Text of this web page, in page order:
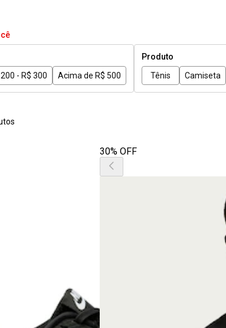
- R$ 300 Acima de R$ 500
Produto
Tênis
Camiseta
30% OFF